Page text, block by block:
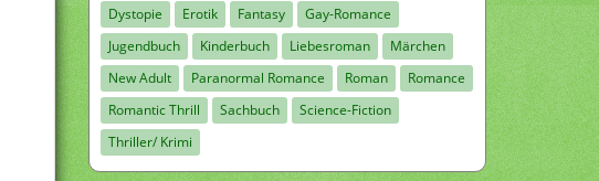
Dystopie Erotik Fantasy
Gay-Romance
Jugendbuch
Kinderbuch Liebesroman
Märchen
New Adult
Paranormal Romance Roman
Romance
Romantic Thrill
Sachbuch
Science-Fiction
Thriller/ Krimi